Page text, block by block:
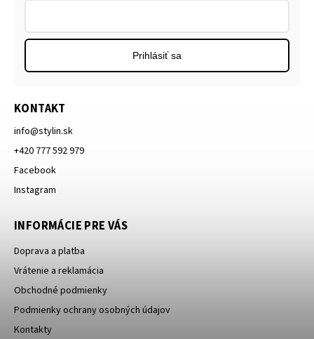
KONTAKT
info@stylin.sk
+420 777 592 979
Facebook
Instagram
INFORMÁCIE PRE VÁS
Doprava a platba
Vrátenie a reklamácia
Obchodné podmienky
Podmienky ochrany osobných údajov
Kontakty
Prihlásiť sa